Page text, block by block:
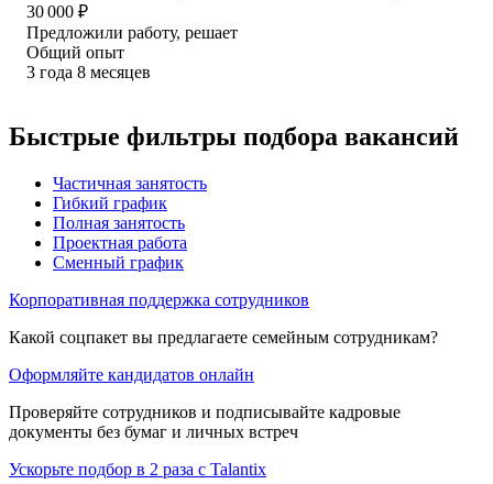
30 000 ₽
Предложили работу, решает
Общий опыт
3 года 8 месяцев
Быстрые фильтры подбора вакансий
Частичная занятость
Гибкий график
Полная занятость
Проектная работа
Сменный график
Корпоративная поддержка сотрудников
Какой соцпакет вы предлагаете семейным сотрудникам?
Оформляйте кандидатов онлайн
Проверяйте сотрудников и подписывайте кадровые
документы без бумаг и личных встреч
Ускорьте подбор в 2 раза с Talantix